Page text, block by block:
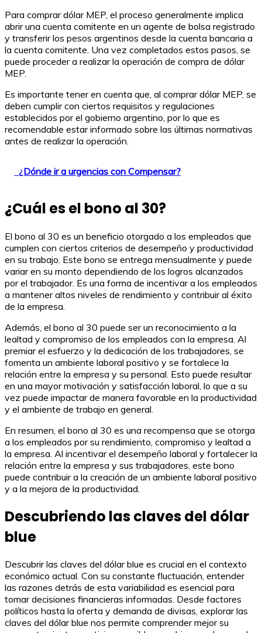
Para comprar dólar MEP, el proceso generalmente implica
abrir una cuenta comitente en un agente de bolsa registrado
y transferir los pesos argentinos desde la cuenta bancaria a
la cuenta comitente. Una vez completados estos pasos, se
puede proceder a realizar la operación de compra de dólar
MEP.
Es importante tener en cuenta que, al comprar dólar MEP, se
deben cumplir con ciertos requisitos y regulaciones
establecidos por el gobierno argentino, por lo que es
recomendable estar informado sobre las últimas normativas
antes de realizar la operación.
¿Dónde ir a urgencias con Compensar?
¿Cuál es el bono al 30?
El bono al 30 es un beneficio otorgado a los empleados que
cumplen con ciertos criterios de desempeño y productividad
en su trabajo. Este bono se entrega mensualmente y puede
variar en su monto dependiendo de los logros alcanzados
por el trabajador. Es una forma de incentivar a los empleados
a mantener altos niveles de rendimiento y contribuir al éxito
de la empresa.
Además, el bono al 30 puede ser un reconocimiento a la
lealtad y compromiso de los empleados con la empresa. Al
premiar el esfuerzo y la dedicación de los trabajadores, se
fomenta un ambiente laboral positivo y se fortalece la
relación entre la empresa y su personal. Esto puede resultar
en una mayor motivación y satisfacción laboral, lo que a su
vez puede impactar de manera favorable en la productividad
y el ambiente de trabajo en general.
En resumen, el bono al 30 es una recompensa que se otorga
a los empleados por su rendimiento, compromiso y lealtad a
la empresa. Al incentivar el desempeño laboral y fortalecer la
relación entre la empresa y sus trabajadores, este bono
puede contribuir a la creación de un ambiente laboral positivo
y a la mejora de la productividad.
Descubriendo las claves del dólar
blue
Descubrir las claves del dólar blue es crucial en el contexto
económico actual. Con su constante fluctuación, entender
las razones detrás de esta variabilidad es esencial para
tomar decisiones financieras informadas. Desde factores
políticos hasta la oferta y demanda de divisas, explorar las
claves del dólar blue nos permite comprender mejor su